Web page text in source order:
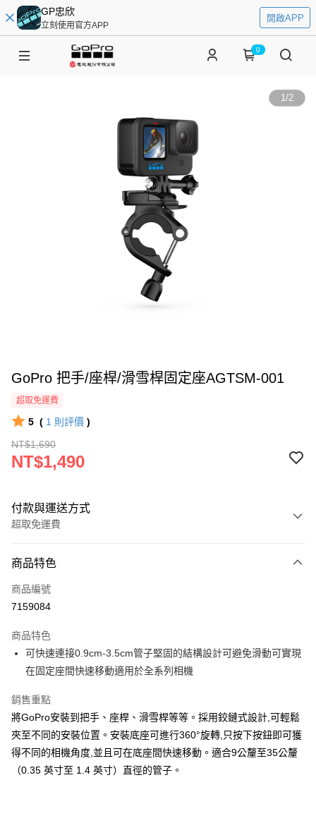
GP忠欣
立刻使用官方APP
開啟APP
0
1/2
GoPro 把手/座桿/滑雪桿固定座AGTSM-001
超取免運費
5 ( 1 則評價 )
NT$1,690
NT$1,490
付款與運送方式
超取免運費
信用卡一次付款
信用卡分期付款
合作金庫商業銀行
華南商業銀行
彰化商業銀行
上海商業儲蓄銀行
台北富邦商業銀行
臺灣中小企業銀行
匯豐（台灣）商業銀行
華泰商業銀行
聯邦商業銀行
遠東國際商業銀行
元大商業銀行
永豐商業銀行
台新國際商業銀行
6 期 0 利率 每期
華南商業銀行
彰化商業銀行
上海商業儲蓄銀行
國泰世華商業銀行
臺灣中小企業銀行
台中商業銀行
匯豐（台灣）商業銀行
華泰商業銀行
聯邦商業銀行
遠東國際商業銀行
元大商業銀行
永豐商業銀行
超商取貨付款
LINE Pay
Apple Pay
悠遊付
全盈+PAY
商品特色
商品編號
7159084
商品特色
可快速連接0.9cm-3.5cm管子堅固的結構設計可避免滑動可實現
在固定座間快速移動適用於全系列相機
銷售重點
將GoPro安裝到把手、座桿、滑雪桿等等。採用鉸鏈式設計,可輕鬆
夾至不同的安裝位置。安裝底座可進行360°旋轉,只按下按鈕即可獲
得不同的相機角度,並且可在底座間快速移動。適合9公釐至35公釐
（0.35 英寸至 1.4 英寸）直徑的管子。